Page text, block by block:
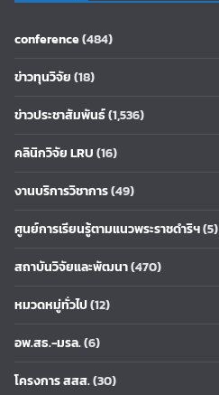
conference(484)
ข่าวทุนวิจัย(18)
ข่าวประชาสัมพันธ์(1,536)
คลินิกวิจัย LRU(16)
งานบริการวิชาการ(49)
ศูนย์การเรียนรู้ตามแนวพระราชดำริฯ(5)
สถาบันวิจัยและพัฒนา(470)
หมวดหมู่ทั่วไป(12)
อพ.สธ.-มรล.(6)
โครงการ สสส.(30)